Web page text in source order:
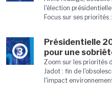
l'élection
Focus sur ses
3
Présidentielle
pour une
Zoom sur les priorités
Jadot : fin de
l'impact